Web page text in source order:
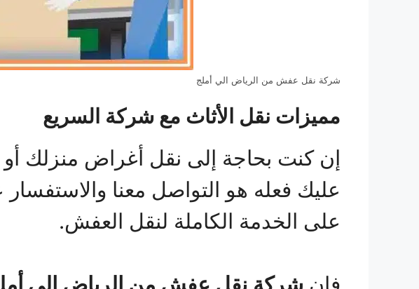
شركة نقل عفش من الرياض الي أملج
مميزات نقل الأثاث مع شركة السريع
إن كنت بحاجة إلى نقل أغراض منزلك
عليك فعله هو التواصل معنا
على الخدمة الكاملة لنقل العفش.